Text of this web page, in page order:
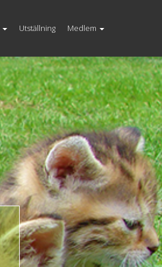
Utställning Medlem